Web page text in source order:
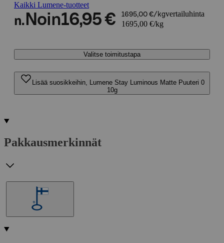
Kaikki Lumene-tuotteet
n. Noin16,95 € 1695,00 €/kgvertailuhinta
1695,00 €/kg
Valitse toimitustapa
Lisää suosikkeihin, Lumene Stay Luminous Matte Puuteri 0
10g
Pakkausmerkinnät